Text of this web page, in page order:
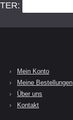
Mein Konto
Meine Bestellungen
Über uns
Kontakt